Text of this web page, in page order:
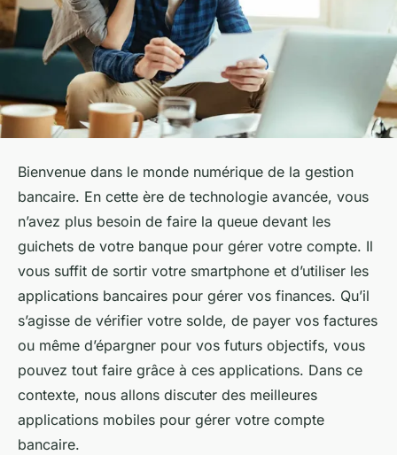
Bienvenue dans le monde numérique de la gestion
bancaire. En cette ère de technologie avancée, vous
n’avez plus besoin de faire la queue devant les
guichets de votre banque pour gérer votre compte. Il
vous suffit de sortir votre smartphone et d’utiliser les
applications bancaires pour gérer vos finances. Qu’il
s’agisse de vérifier votre solde, de payer vos factures
ou même d’épargner pour vos futurs objectifs, vous
pouvez tout faire grâce à ces applications. Dans ce
contexte, nous allons discuter des meilleures
applications mobiles pour gérer votre compte
bancaire.